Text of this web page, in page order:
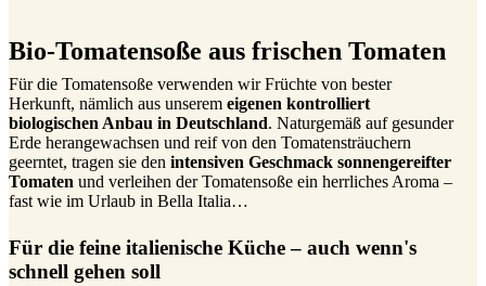
Bio-Tomatensoße aus frischen Tomaten
Für die Tomatensoße verwenden wir Früchte von bester
Herkunft, nämlich aus unserem eigenen kontrolliert
biologischen Anbau in Deutschland. Naturgemäß auf gesunder
Erde herangewachsen und reif von den Tomatensträuchern
geerntet, tragen sie den intensiven Geschmack sonnengereifter
Tomaten und verleihen der Tomatensoße ein herrliches Aroma –
fast wie im Urlaub in Bella Italia…
Für die feine italienische Küche – auch wenn's
schnell gehen soll